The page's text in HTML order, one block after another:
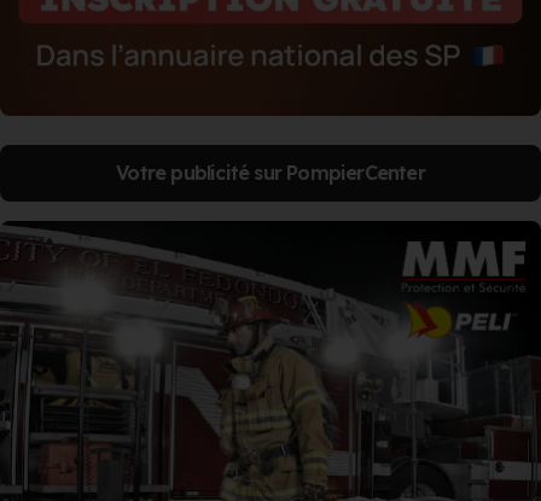
Votre publicité sur PompierCenter